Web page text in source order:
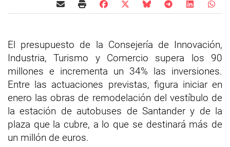
El presupuesto de la Consejería de Innovación,
Industria, Turismo y Comercio supera los 90
millones e incrementa un 34% las inversiones.
Entre las actuaciones previstas, figura iniciar en
enero las obras de remodelación del vestíbulo de
la estación de autobuses de Santander y de la
plaza que la cubre, a lo que se destinará más de
un millón de euros.